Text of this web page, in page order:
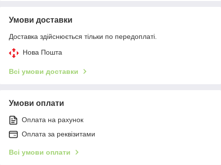
Умови доставки
Доставка здійснюється тільки по передоплаті.
Нова Пошта
Всі умови доставки
Умови оплати
Оплата на рахунок
Оплата за реквізитами
Всі умови оплати